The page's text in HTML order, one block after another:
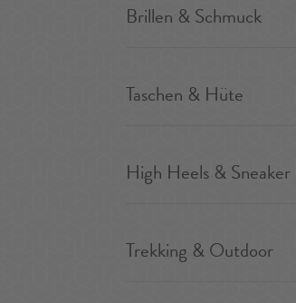
Brillen & Schmuck
Taschen & Hüte
High Heels & Sneaker
Trekking & Outdoor